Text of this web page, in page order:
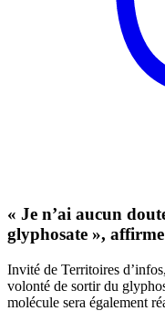
« Je n’ai aucun
glyphosate »,
Invité de Territoires
volonté de sortir du
molécule sera également